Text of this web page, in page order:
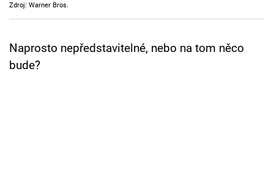
TV Program
Zdroj: Warner Bros.
Naprosto nepředstavitelné, nebo na tom něco
bude?